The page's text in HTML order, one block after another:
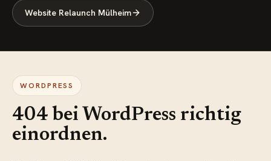
Website Relaunch Mülheim
WORDPRESS
404 bei WordPress richtig
einordnen.